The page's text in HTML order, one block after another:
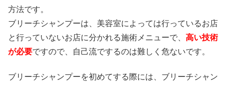
方法です。
ブリーチシャンプーは、美容室によっては行っているお店
と行っていないお店に分かれる施術メニューで、 高い技術
が必要ですので、自己流でするのは難しく危ないです。
ブリーチシャンプーを初めてする際には、ブリーチシャン